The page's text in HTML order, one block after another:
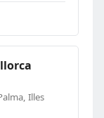
Illes